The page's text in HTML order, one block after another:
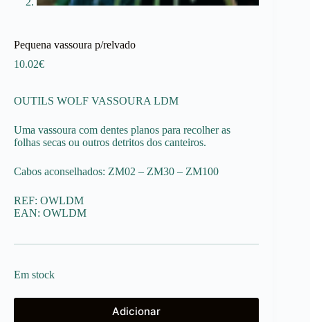
Pequena vassoura p/relvado
10.02€
OUTILS WOLF VASSOURA LDM
Uma vassoura com dentes planos para recolher as
folhas secas ou outros detritos dos canteiros.
Cabos aconselhados: ZM02 – ZM30 – ZM100
REF: OWLDM
EAN: OWLDM
Em stock
Adicionar